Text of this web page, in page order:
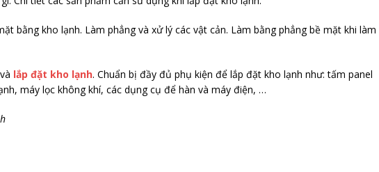
bằng kho lạnh. Làm phẳng và xử lý các vật cản. Làm bằng phẳng bề mặt khi làm
lắp đặt kho lạnh. Chuẩn bị đầy đủ phụ kiện để lắp đặt kho lạnh như: tấm panel
máy lọc không khí, các dụng cụ để hàn và máy điện, …